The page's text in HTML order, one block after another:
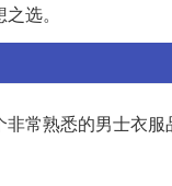
选。
常熟悉的男士衣